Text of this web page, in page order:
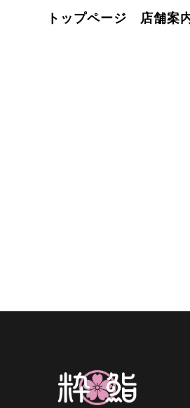
トップページ 店舗案